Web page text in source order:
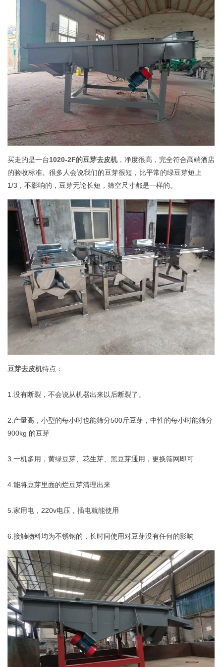
买走的是一台1020-2F的豆芽去皮机，净度很高，完全符合高端酒店
的验收标准。很多人会说我们的豆芽很短，比平常的绿豆芽短上
1/3，不影响的，豆芽无论长短，筛空尺寸都是一样的。
豆芽去皮机特点：
1.没有断裂，不会说从机器出来以后断裂了。
2.产量高，小型的每小时也能筛分500斤豆芽，中性的每小时能筛分
900kg 的豆芽
3.一机多用，黄绿豆芽、花生芽、黑豆芽通用，更换筛网即可
4.能将豆芽里面的烂豆芽清理出来
5.家用电，220v电压，插电就能使用
6.接触物料均为不锈钢的，长时间使用对豆芽没有任何的影响